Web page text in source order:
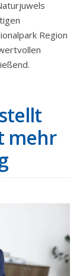
Region
mehr